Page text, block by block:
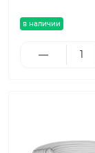
в наличии